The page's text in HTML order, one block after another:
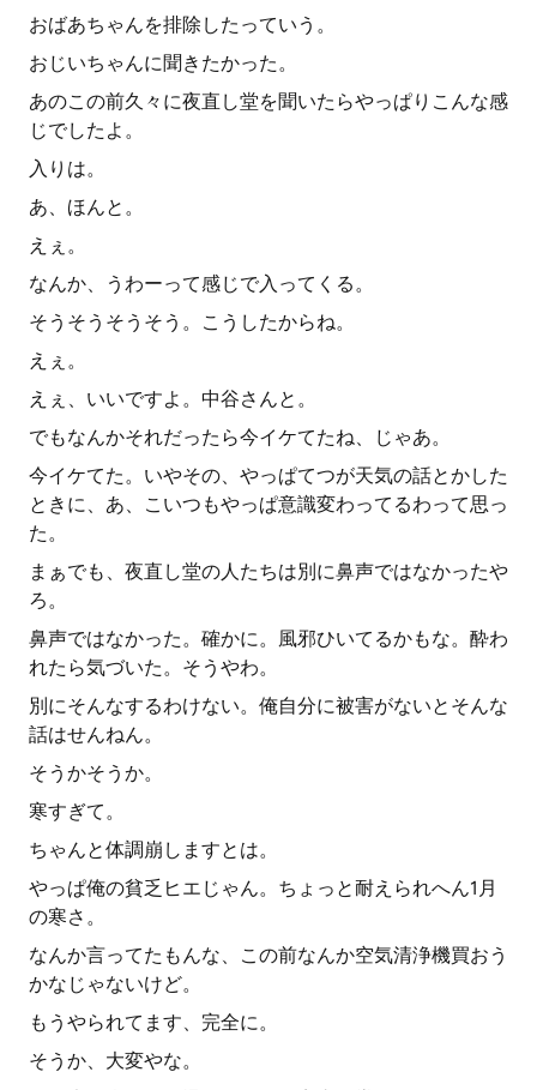
おばあちゃんを排除したっていう。
おじいちゃんに聞きたかった。
あのこの前久々に夜直し堂を聞いたらやっぱりこんな感
じでしたよ。
入りは。
あ、ほんと。
えぇ。
なんか、うわーって感じで入ってくる。
そうそうそうそう。こうしたからね。
えぇ。
えぇ、いいですよ。中谷さんと。
でもなんかそれだったら今イケてたね、じゃあ。
今イケてた。いやその、やっぱてつが天気の話とかした
ときに、あ、こいつもやっぱ意識変わってるわって思っ
た。
まぁでも、夜直し堂の人たちは別に鼻声ではなかったや
ろ。
鼻声ではなかった。確かに。風邪ひいてるかもな。酔わ
れたら気づいた。そうやわ。
別にそんなするわけない。俺自分に被害がないとそんな
話はせんねん。
そうかそうか。
寒すぎて。
ちゃんと体調崩しますとは。
やっぱ俺の貧乏ヒエじゃん。ちょっと耐えられへん1月
の寒さ。
なんか言ってたもんな、この前なんか空気清浄機買おう
かなじゃないけど。
もうやられてます、完全に。
そうか、大変やな。